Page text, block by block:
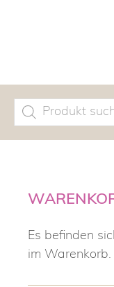
Products
search
Es befinden
im Warenkorb.